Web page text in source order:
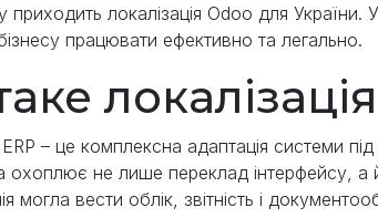
локалізація Odoo для України.
працювати ефективно та легально.
ERP – це комплексна адаптація системи
охоплює не лише переклад інтерфейсу, а й
могла вести облік, звітність і